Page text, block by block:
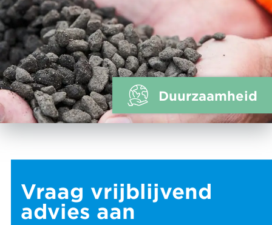
Duurzaamheid
Vraag vrijblijvend
advies aan